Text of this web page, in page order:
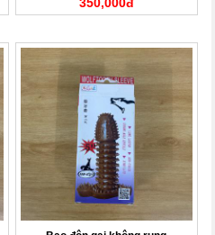
350,000đ